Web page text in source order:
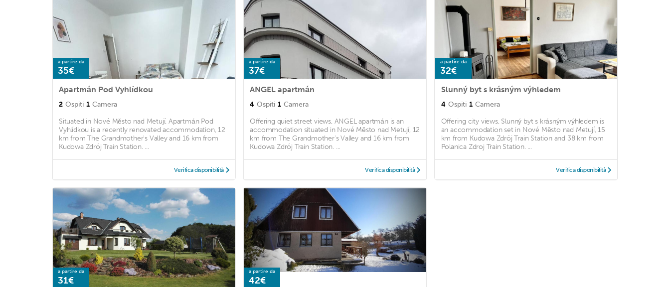
a partire da
35€
Apartmán Pod Vyhlídkou
2 Ospiti 1 Camera
Situated in Nové Město nad Metují, Apartmán Pod
Vyhlídkou is a recently renovated accommodation, 12
km from The Grandmother's Valley and 16 km from
Kudowa Zdrój Train Station. ...
Verifica disponibilità
a partire da
37€
ANGEL apartmán
4 Ospiti 1 Camera
Offering quiet street views, ANGEL apartmán is an
accommodation situated in Nové Město nad Metují, 12
km from The Grandmother's Valley and 16 km from
Kudowa Zdrój Train Station. ...
Verifica disponibilità
a partire da
32€
Slunný byt s krásným výhledem
4 Ospiti 1 Camera
Offering city views, Slunný byt s krásným výhledem is
an accommodation set in Nové Město nad Metují, 15
km from Kudowa Zdrój Train Station and 38 km from
Polanica Zdroj Train Station. ...
Verifica disponibilità
a partire da
31€
a partire da
42€